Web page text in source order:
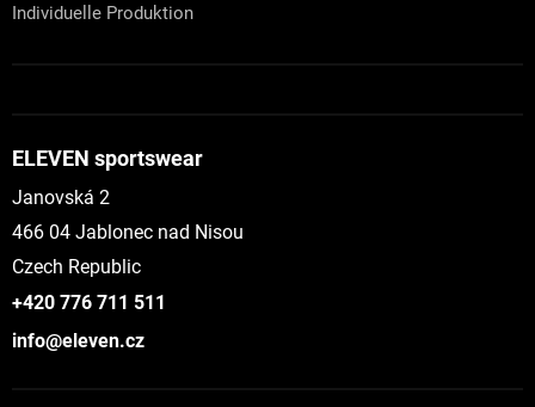
Individuelle Produktion
ELEVEN sportswear
Janovská 2
466 04 Jablonec nad Nisou
Czech Republic
+420 776 711 511
info@eleven.cz